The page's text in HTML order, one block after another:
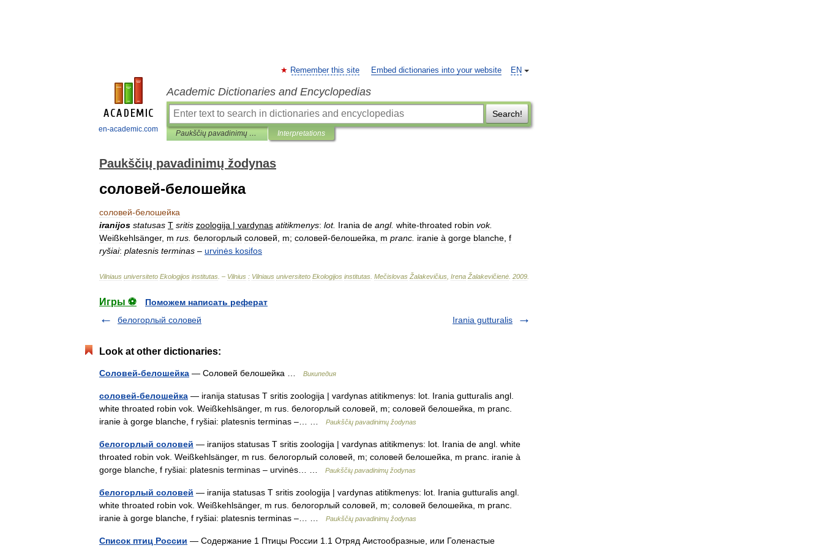
en-academic.com
EN
Remember this site Embed dictionaries into your website
Academic Dictionaries and Encyclopedias
Search!
Paukščių pavadinimų žodynas Interpretations
Paukščių pavadinimų žodynas
соловей-белошейка
соловей-белошейка
iranijos statusas T sritis zoologija | vardynas atitikmenys: lot. Irania de angl. white-throated robin vok.
Weißkehlsänger, m rus белогорлый соловей m; соловей-белошейка m pranc iranie à gorge blanche f
ryšiai: platesnis terminas – urvinės kosifos
Vilniaus universiteto Ekologijos institutas . – Vilnius : Vilniaus universiteto Ekologijos institutas Mečislovas Žalakevičius Irena Žalakevičienė 2009
Игры ⚽
Поможем написать реферат
белогорлый соловей
Irania gutturalis
Look at other dictionaries:
Соловей-белошейка — Соловей белошейка … Википедия
соловей-белошейка — iranija statusas T sritis zoologija | vardynas atitikmenys: lot. Irania gutturalis angl.
white throated robin vok. Weißkehlsänger, m rus. белогорлый соловей, m; соловей белошейка, m pranc.
iranie à gorge blanche, f ryšiai: platesnis terminas –… …
Paukščių pavadinimų žodynas
белогорлый соловей — iranijos statusas T sritis zoologija | vardynas atitikmenys: lot. Irania de angl. white
throated robin vok. Weißkehlsänger, m rus. белогорлый соловей, m; соловей белошейка, m pranc. iranie à
gorge blanche, f ryšiai: platesnis terminas – urvinės… …
Paukščių pavadinimų žodynas
белогорлый соловей — iranija statusas T sritis zoologija | vardynas atitikmenys: lot. Irania gutturalis angl.
white throated robin vok. Weißkehlsänger, m rus. белогорлый соловей, m; соловей белошейка, m pranc.
iranie à gorge blanche, f ryšiai: platesnis terminas –… …
Paukščių pavadinimų žodynas
Список птиц России — Содержание 1 Птицы России 1.1 Отряд Аистообразные, или Голенастые